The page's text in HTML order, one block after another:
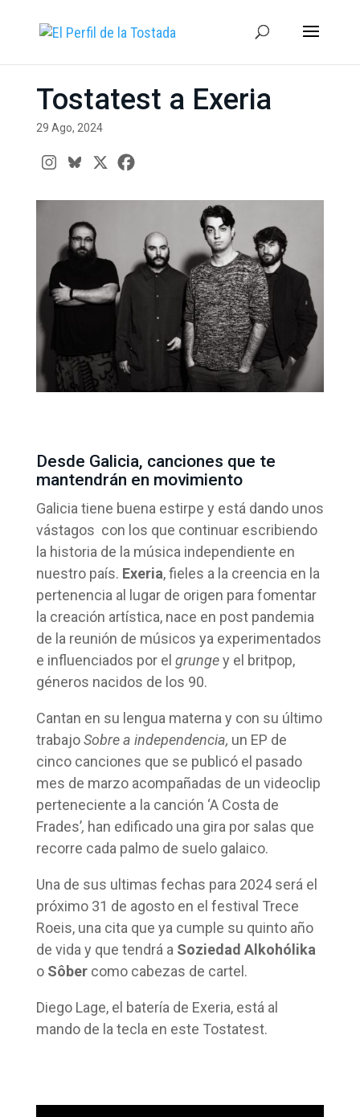
Tostatest a Exeria
29 Ago, 2024
Desde Galicia, canciones que te
mantendrán en movimiento
Galicia tiene buena estirpe y está dando unos
vástagos con los que continuar escribiendo
la historia de la música independiente en
nuestro país. Exeria, fieles a la creencia en la
pertenencia al lugar de origen para fomentar
la creación artística, nace en post pandemia
de la reunión de músicos ya experimentados
e influenciados por el grungey el britpop,
géneros nacidos de los 90.
Cantan en su lengua materna y con su último
trabajoSobre a independencia, un EP de
cinco canciones que se publicó el pasado
mes de marzo acompañadas de un videoclip
perteneciente a la canción ‘A Costa de
Frades’, han edificado una gira por salas que
recorre cada palmo de suelo galaico.
Una de sus ultimas fechas para 2024 será el
próximo 31 de agosto en el festival Trece
Roeis, una cita que ya cumple su quinto año
de vida y que tendrá a Soziedad Alkohólika
oSôbercomo cabezas de cartel.
Diego Lage, el batería de Exeria, está al
mando de la tecla en este Tostatest.